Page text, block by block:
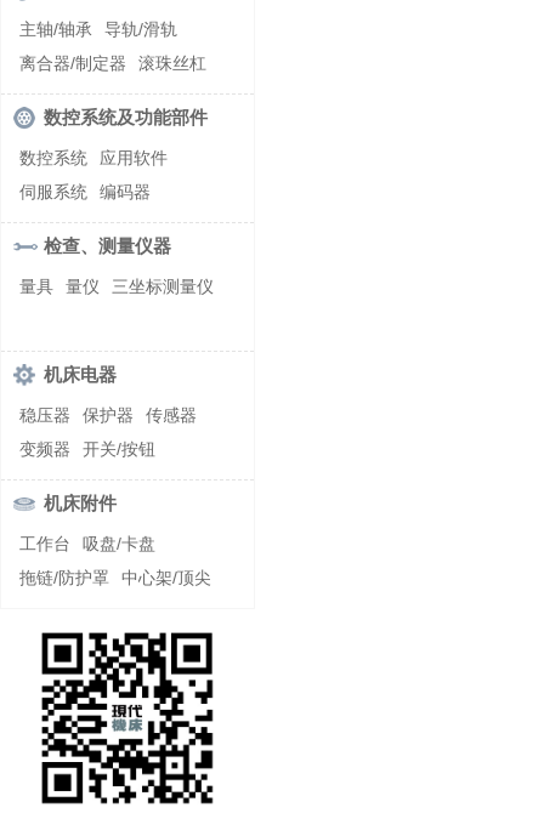
激光快速成型
组合机床
螺纹加工机床
主轴/轴承
导轨/滑轨
离合器/制定器
滚珠丝杠
齿轮/减速器
数控系统及功能部件
数控系统
应用软件
伺服系统
编码器
检查、测量仪器
量具 量仪 三坐标测量仪
机床电器
稳压器 保护器
传感器
变频器
开关/按钮
机床附件
工作台
吸盘/卡盘
拖链/防护罩
中心架/顶尖